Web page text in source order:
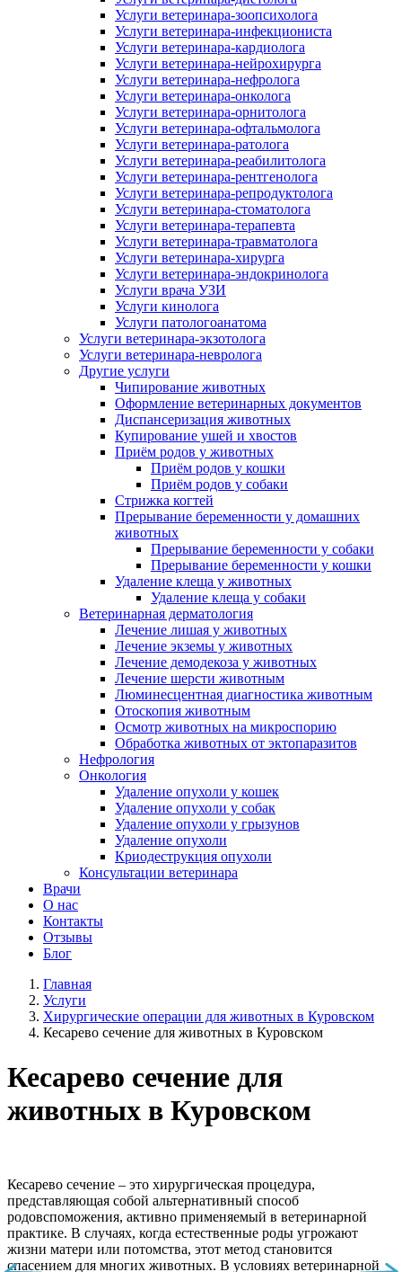
Услуги ветеринара-зоопсихолога
Услуги ветеринара-инфекциониста
Услуги ветеринара-кардиолога
Услуги ветеринара-нейрохирурга
Услуги ветеринара-нефролога
Услуги ветеринара-онколога
Услуги ветеринара-орнитолога
Услуги ветеринара-офтальмолога
Услуги ветеринара-ратолога
Услуги ветеринара-реабилитолога
Услуги ветеринара-рентгенолога
Услуги ветеринара-репродуктолога
Услуги ветеринара-стоматолога
Услуги ветеринара-терапевта
Услуги ветеринара-травматолога
Услуги ветеринара-хирурга
Услуги ветеринара-эндокринолога
Услуги врача УЗИ
Услуги кинолога
Услуги патологоанатома
Услуги ветеринара-экзотолога
Услуги ветеринара-невролога
Другие услуги
Чипирование животных
Оформление ветеринарных документов
Диспансеризация животных
Купирование ушей и хвостов
Приём родов у животных
Приём родов у кошки
Приём родов у собаки
Стрижка когтей
Прерывание беременности у домашних
животных
Прерывание беременности у собаки
Прерывание беременности у кошки
Удаление клеща у животных
Удаление клеща у собаки
Ветеринарная дерматология
Лечение лишая у животных
Лечение экземы у животных
Лечение демодекоза у животных
Лечение шерсти животным
Люминесцентная диагностика животным
Отоскопия животным
Осмотр животных на микроспорию
Обработка животных от эктопаразитов
Нефрология
Онкология
Удаление опухоли у кошек
Удаление опухоли у собак
Удаление опухоли у грызунов
Удаление опухоли
Криодеструкция опухоли
Консультации ветеринара
Врачи
О нас
Контакты
Отзывы
Блог
Главная
Услуги
Хирургические операции для животных в Куровском
Кесарево сечение для животных в Куровском
Кесарево сечение для
животных в Куровском
Кесарево сечение – это хирургическая процедура,
представляющая собой альтернативный способ
родовспоможения, активно применяемый в ветеринарной
практике. В случаях, когда естественные роды угрожают
жизни матери или потомства, этот метод становится
спасением для многих животных. В условиях ветеринарной